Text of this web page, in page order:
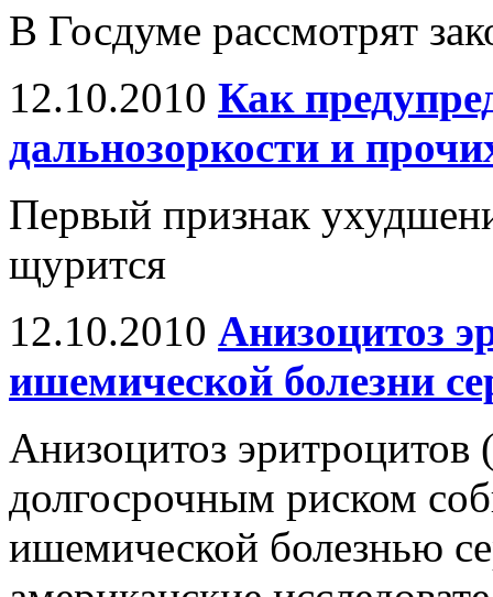
В Госдуме рассмотрят
12.10.2010 Как
дальнозоркости и
Первый признак
щурится
12.10.2010 Анизоцитоз
ишемической болезни
Анизоцитоз эритроцитов
долгосрочным риском
ишемической болезнью